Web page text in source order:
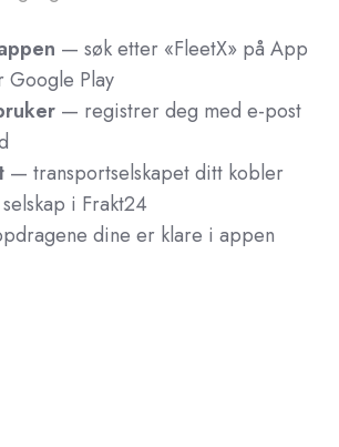
— søk etter «FleetX» på App
Google Play
— registrer deg med e-post
— transportselskapet ditt kobler
i Frakt24
dine er klare i appen